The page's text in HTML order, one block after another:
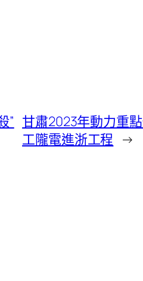
” 甘肅2023年動力重
工隴電進浙工程 →